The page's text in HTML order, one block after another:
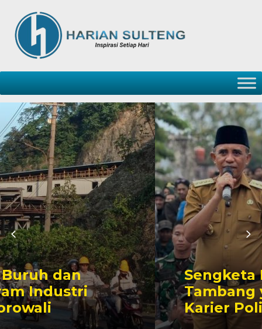
Sengketa Perizinan
Tambang yang Mengiringi
Karier Politik Anwar Hafid